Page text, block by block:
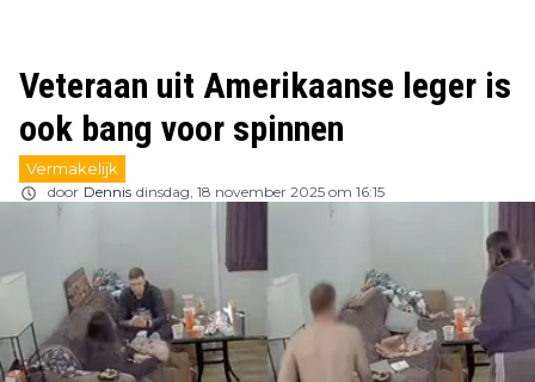
Veteraan uit Amerikaanse leger is
ook bang voor spinnen
Vermakelijk
door Dennis dinsdag, 18 november 2025 om 16:15